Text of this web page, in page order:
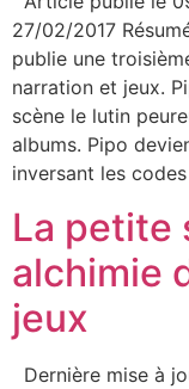
27/02/2017
publie une
narration et jeux.
scène le lutin
albums. Pipo
inversant les
La petite
alchimie
jeux
Dernière mise à